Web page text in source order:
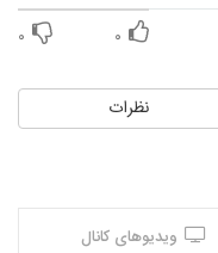
۰ ۰
نظرات
ویدیوهای کانال